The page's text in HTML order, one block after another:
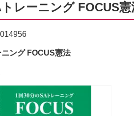
レーニング FOCUS憲
ング FOCUS憲法